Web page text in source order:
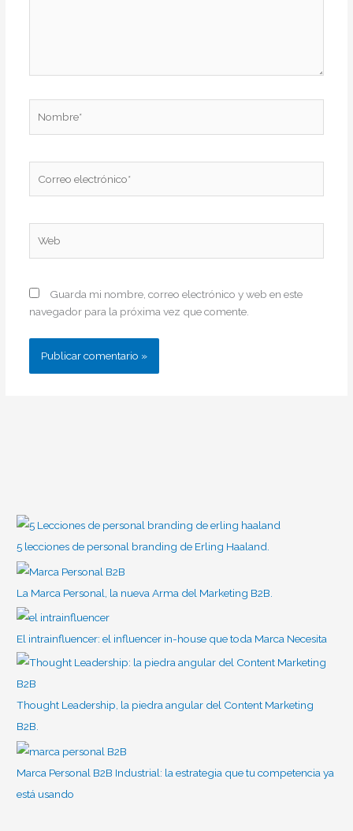
electrónico*
Guarda mi nombre, correo electrónico y web en este
navegador para la próxima vez que comente.
5 lecciones de personal branding de Erling Haaland.
La Marca Personal, la nueva Arma del Marketing B2B.
El intrainfluencer: el influencer in-house que toda Marca Necesita
Thought Leadership, la piedra angular del Content Marketing
B2B.
Marca Personal B2B Industrial: la estrategia que tu competencia ya
está usando